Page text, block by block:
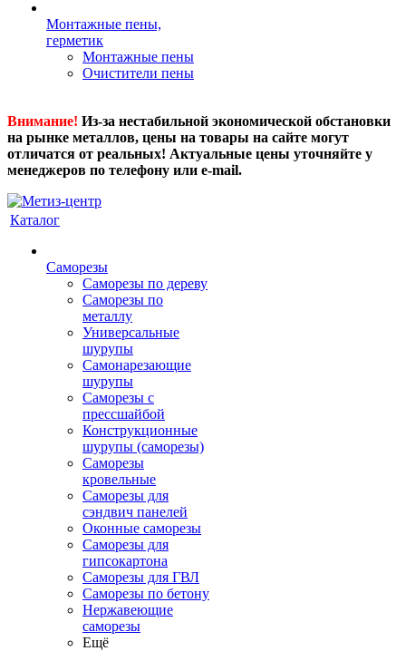
Монтажные пены,
герметик
Монтажные пены
Очистители пены
Внимание! Из-за нестабильной экономической обстановки
на рынке металлов, цены на товары на сайте могут
отличатся от реальных! Актуальные цены уточняйте у
менеджеров по телефону или e-mail.
Каталог
Саморезы
Саморезы по дереву
Саморезы по
металлу
Универсальные
шурупы
Самонарезающие
шурупы
Саморезы с
прессшайбой
Конструкционные
шурупы (саморезы)
Саморезы
кровельные
Саморезы для
сэндвич панелей
Оконные саморезы
Саморезы для
гипсокартона
Саморезы для ГВЛ
Саморезы по бетону
Нержавеющие
саморезы
Ещё